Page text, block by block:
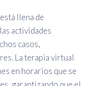
llena de
actividades
casos,
La terapia virtual
en horarios que se